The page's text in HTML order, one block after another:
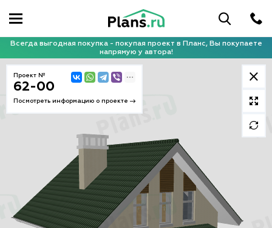
Всегда выгодная покупка - покупая проект в Планс, Вы покупаете
напрямую у автора!
Проект №
62-00
Посмотреть информацию о проекте